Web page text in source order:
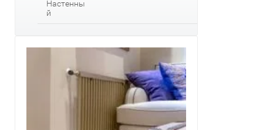
Настенны
й